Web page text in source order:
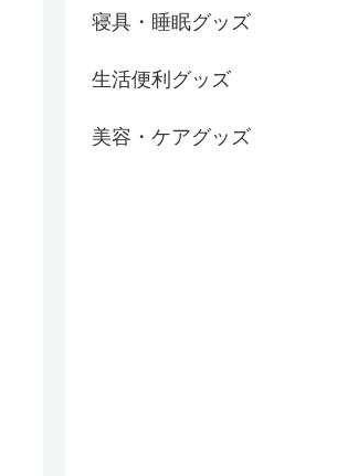
寝具・睡眠グッズ
生活便利グッズ
美容・ケアグッズ